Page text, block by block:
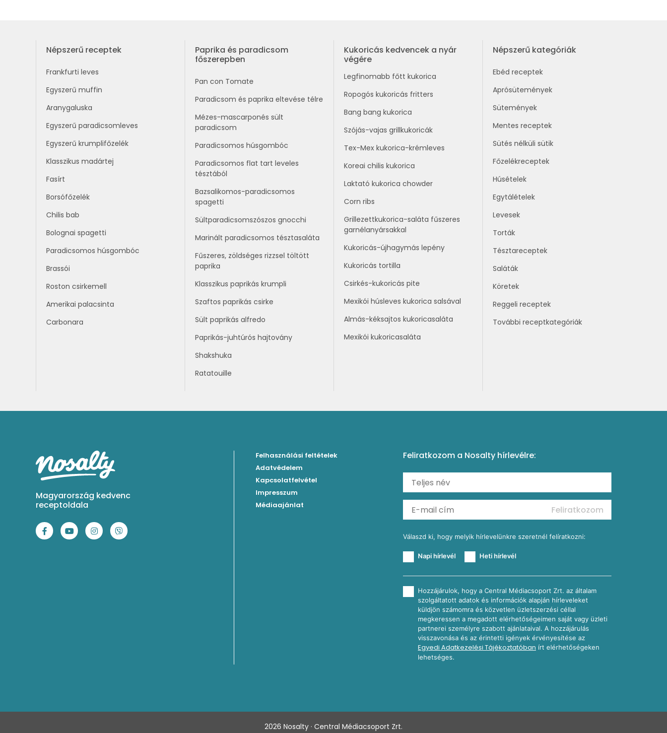
Népszerű receptek
Frankfurti leves
Egyszerű muffin
Aranygaluska
Egyszerű paradicsomleves
Egyszerű krumplifőzelék
Klasszikus madártej
Fasírt
Borsófőzelék
Chilis bab
Bolognai spagetti
Paradicsomos húsgombóc
Brassói
Roston csirkemell
Amerikai palacsinta
Carbonara
Paprika és paradicsom
főszerepben
Pan con Tomate
Paradicsom és paprika eltevése télre
Mézes-mascarponés sült
paradicsom
Paradicsomos húsgombóc
Paradicsomos flat tart leveles
tésztából
Bazsalikomos-paradicsomos
spagetti
Sültparadicsomszószos gnocchi
Marinált paradicsomos tésztasaláta
Fűszeres, zöldséges rizzsel töltött
paprika
Klasszikus paprikás krumpli
Szaftos paprikás csirke
Sült paprikás alfredo
Paprikás-juhtúrós hajtovány
Shakshuka
Ratatouille
Kukoricás kedvencek a nyár
végére
Legfinomabb főtt kukorica
Ropogós kukoricás fritters
Bang bang kukorica
Szójás-vajas grillkukoricák
Tex-Mex kukorica-krémleves
Koreai chilis kukorica
Laktató kukorica chowder
Corn ribs
Grillezettkukorica-saláta fűszeres
garnélanyársakkal
Kukoricás-újhagymás lepény
Kukoricás tortilla
Csirkés-kukoricás pite
Mexikói húsleves kukorica salsával
Almás-kéksajtos kukoricasaláta
Mexikói kukoricasaláta
Népszerű kategóriák
Ebéd receptek
Aprósütemények
Sütemények
Mentes receptek
Sütés nélküli sütik
Főzelékreceptek
Húsételek
Egytálételek
Levesek
Torták
Tésztareceptek
Saláták
Köretek
Reggeli receptek
További receptkategóriák
Magyarország kedvenc
receptoldala
Felhasználási feltételek
Adatvédelem
Kapcsolatfelvétel
Impresszum
Médiaajánlat
Feliratkozom a Nosalty hírlevélre:
Feliratkozom
Válaszd ki, hogy melyik hírlevelünkre szeretnél felíratkozni:
Napi hírlevél Heti hírlevél
Hozzájárulok, hogy a Central Médiacsoport Zrt. az általam
szolgáltatott adatok és információk alapján hírleveleket
küldjön számomra és közvetlen üzletszerzési céllal
megkeressen a megadott elérhetőségeimen saját vagy üzleti
partnerei személyre szabott ajánlataival. A hozzájárulás
visszavonása és az érintetti igények érvényesítése az
Egyedi Adatkezelési Tájékoztatóban írt elérhetőségeken
lehetséges.
2026 Nosalty · Central Médiacsoport Zrt.